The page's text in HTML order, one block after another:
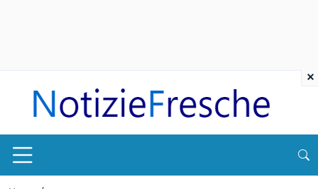
×